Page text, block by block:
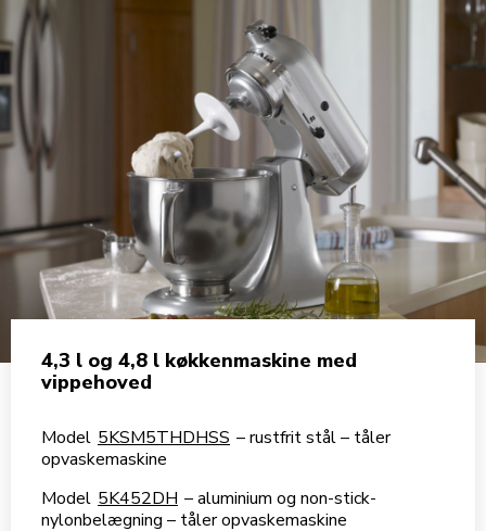
4,3 l og 4,8 l køkkenmaskine med
vippehoved
Model 5KSM5THDHSS – rustfrit stål – tåler
opvaskemaskine
Model 5K452DH – aluminium og non-stick-
nylonbelægning – tåler opvaskemaskine